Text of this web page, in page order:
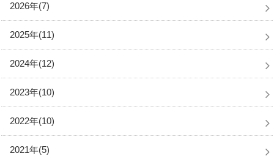
2026年(7)
2025年(11)
2024年(12)
2023年(10)
2022年(10)
2021年(5)